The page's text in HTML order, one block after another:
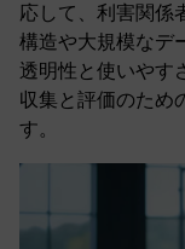
応して、利害関係
構造や大規模なデ
透明性と使いやす
収集と評価のため
す。